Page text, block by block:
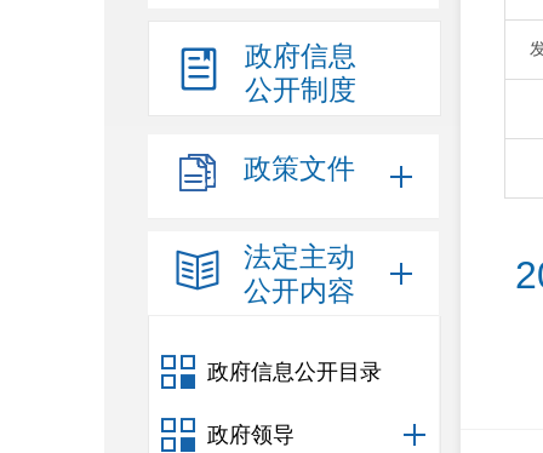
政府信息
公开制度
政策文件
法定主动
公开内容
政府信息公开目录
政府领导